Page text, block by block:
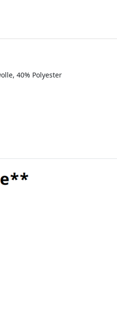
40% Polyester